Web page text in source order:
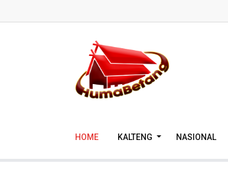
HOME KALTENG NASIONAL